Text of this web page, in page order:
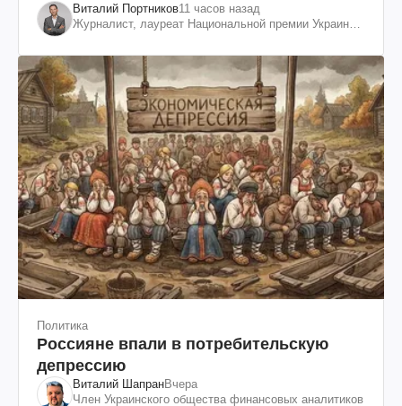
Виталий Портников11 часов назад
Журналист, лауреат Национальной премии Украины
Политика
Россияне впали в потребительскую
депрессию
Виталий ШапранВчера
Член Украинского общества финансовых аналитиков